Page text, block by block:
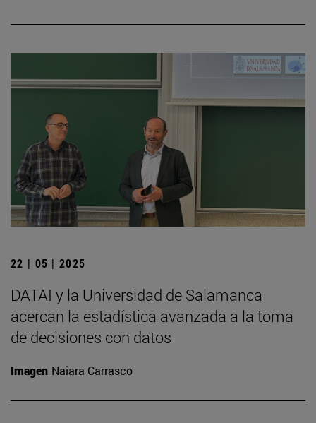
22 | 05 | 2025
DATAI y la Universidad de Salamanca
acercan la estadística avanzada a la toma
de decisiones con datos
Imagen Naiara Carrasco